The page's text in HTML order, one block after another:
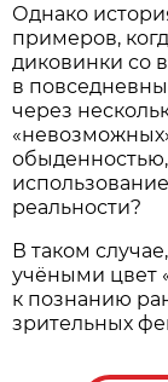
Однако
примеров,
диковинки со
в
через
обыденностью,
реальности?
В таком
учёными цвет
к познанию
зрительных